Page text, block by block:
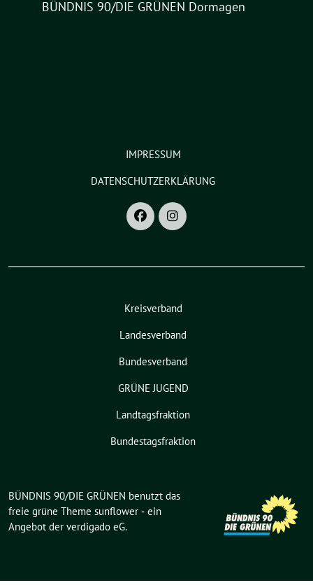
BÜNDNIS 90/DIE GRÜNEN Dormagen
IMPRESSUM
DATENSCHUTZERKLÄRUNG
Kreisverband
Landesverband
Bundesverband
GRÜNE JUGEND
Landtagsfraktion
Bundestagsfraktion
BÜNDNIS 90/DIE GRÜNEN benutzt das
freie grüne Theme sunflower ‐ ein
Angebot der verdigado eG.